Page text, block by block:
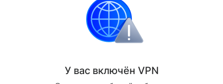
«Рекомендации и предложения».
Поделиться
У вас включён VPN